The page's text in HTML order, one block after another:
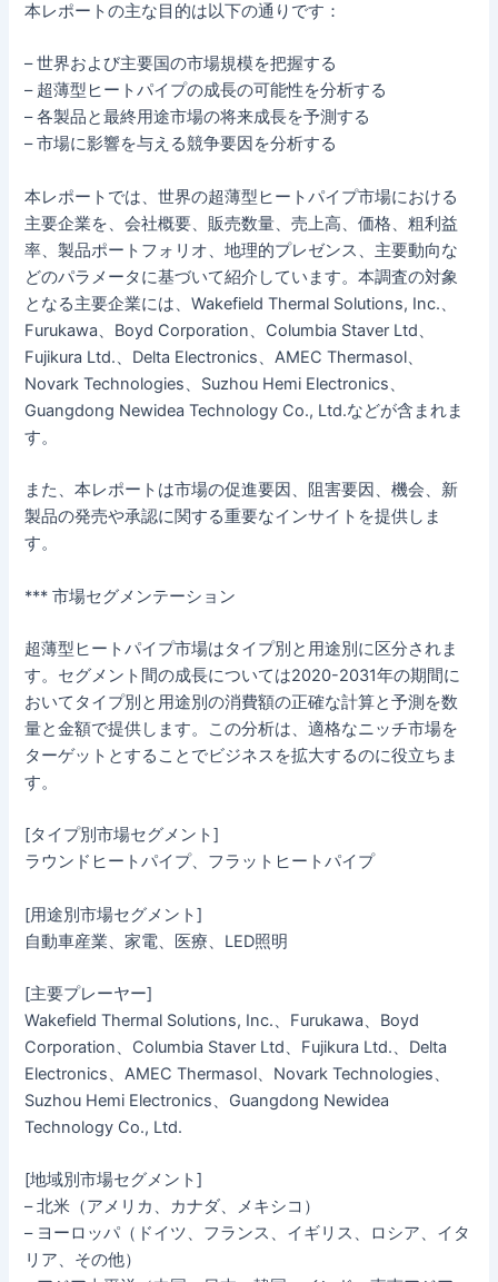
本レポートの主な目的は以下の通りです：
– 世界および主要国の市場規模を把握する
– 超薄型ヒートパイプの成長の可能性を分析する
– 各製品と最終用途市場の将来成長を予測する
– 市場に影響を与える競争要因を分析する
本レポートでは、世界の超薄型ヒートパイプ市場における
主要企業を、会社概要、販売数量、売上高、価格、粗利益
率、製品ポートフォリオ、地理的プレゼンス、主要動向な
どのパラメータに基づいて紹介しています。本調査の対象
となる主要企業には、Wakefield Thermal Solutions, Inc.、
Furukawa、Boyd Corporation、Columbia Staver Ltd、
Fujikura Ltd.、Delta Electronics、AMEC Thermasol、
Novark Technologies、Suzhou Hemi Electronics、
Guangdong Newidea Technology Co., Ltd.などが含まれま
す。
また、本レポートは市場の促進要因、阻害要因、機会、新
製品の発売や承認に関する重要なインサイトを提供しま
す。
*** 市場セグメンテーション
超薄型ヒートパイプ市場はタイプ別と用途別に区分されま
す。セグメント間の成長については2020-2031年の期間に
おいてタイプ別と用途別の消費額の正確な計算と予測を数
量と金額で提供します。この分析は、適格なニッチ市場を
ターゲットとすることでビジネスを拡大するのに役立ちま
す。
[タイプ別市場セグメント]
ラウンドヒートパイプ、フラットヒートパイプ
[用途別市場セグメント]
自動車産業、家電、医療、LED照明
[主要プレーヤー]
Wakefield Thermal Solutions, Inc.、Furukawa、Boyd
Corporation、Columbia Staver Ltd、Fujikura Ltd.、Delta
Electronics、AMEC Thermasol、Novark Technologies、
Suzhou Hemi Electronics、Guangdong Newidea
Technology Co., Ltd.
[地域別市場セグメント]
– 北米（アメリカ、カナダ、メキシコ）
– ヨーロッパ（ドイツ、フランス、イギリス、ロシア、イタ
リア、その他）